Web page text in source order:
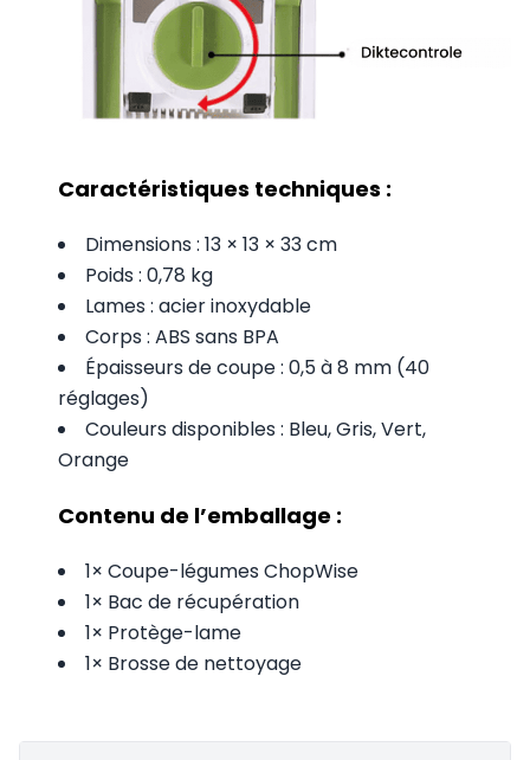
Caractéristiques techniques :
Dimensions : 13 × 13 × 33 cm
Poids : 0,78 kg
Lames : acier inoxydable
Corps : ABS sans BPA
Épaisseurs de coupe : 0,5 à 8 mm (40
réglages)
Couleurs disponibles : Bleu, Gris, Vert,
Orange
Contenu de l’emballage :
1× Coupe-légumes ChopWise
1× Bac de récupération
1× Protège-lame
1× Brosse de nettoyage